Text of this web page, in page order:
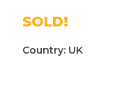
SOLD!
Country: UK